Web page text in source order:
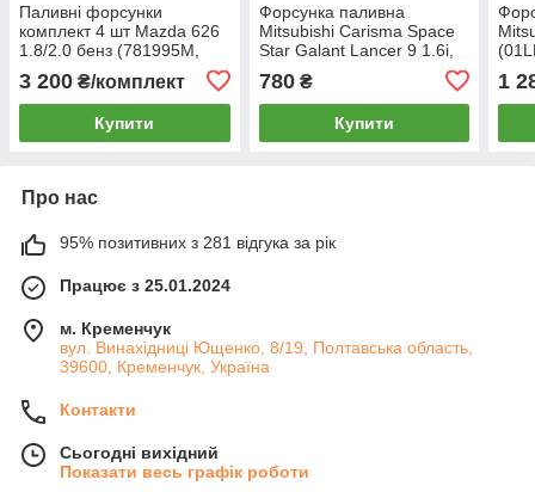
Паливні форсунки
комплект 4 шт Mazda 626
1.8/2.0 бенз (781995M,
3 200 ₴/комплект
Купити
Форсунка паливна
Mitsubishi Carisma Space
Star Galant Lancer 9 1.6i,
780₴
Купити
1
Про нас
95% позитивних з 281 відгука за рік
Працює з 25.01.2024
м. Кременчук
вул. Винахідниці Ющенко, 8/19, Полтавська область,
39600, Кременчук, Україна
Контакти
Сьогодні вихідний
Показати весь графік роботи